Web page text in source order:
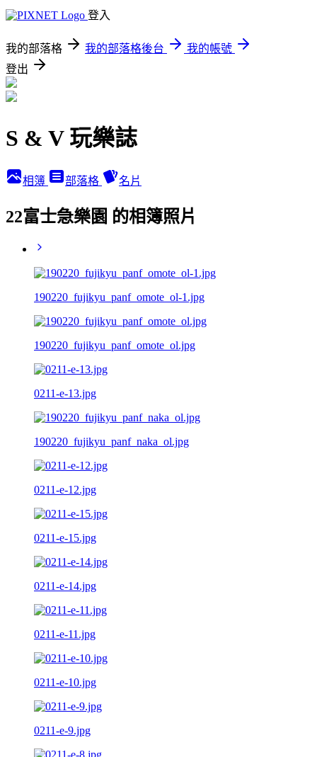
登入
我的部落格 我的部落格後台
我的帳號
登出
S & V 玩樂誌
相簿 部落格 名片
22富士急樂園 的相簿照片
190220_fujikyu_panf_omote_ol-1.jpg
190220_fujikyu_panf_omote_ol.jpg
0211-e-13.jpg
190220_fujikyu_panf_naka_ol.jpg
0211-e-12.jpg
0211-e-15.jpg
0211-e-14.jpg
0211-e-11.jpg
0211-e-10.jpg
0211-e-9.jpg